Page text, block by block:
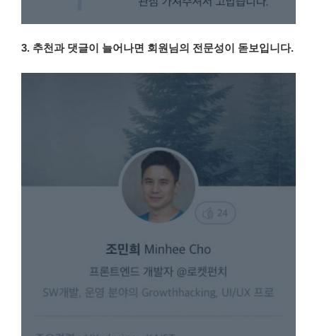
3. 추천과 댓글이 늘어나면 회원님의 전문성이 돋보입니다.